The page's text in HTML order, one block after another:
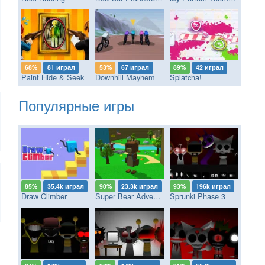
68% 81 играл
Paint Hide & Seek
53% 67 играл
Downhill Mayhem
89% 42 играл
Splatcha!
Популярные игры
85% 35.4k играл
Draw Climber
90% 23.3k играл
Super Bear Adventure
93% 196k играл
Sprunki Phase 3